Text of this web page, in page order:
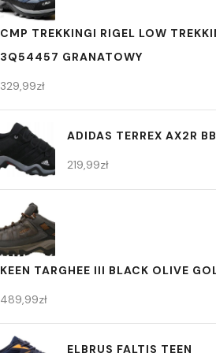
CMP TREKKINGI RIGEL LOW
3Q54457 GRANATOWY
329,99zł
ADIDAS TERREX AX2R
219,99zł
KEEN TARGHEE III BLACK OLIVE
489,99zł
ELBRUS FALTIS TEEN